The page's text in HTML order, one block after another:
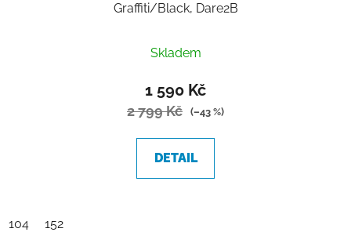
Graffiti/Black, Dare2B
Skladem
1 590 Kč
2 799 Kč (–43 %)
DETAIL
104 152